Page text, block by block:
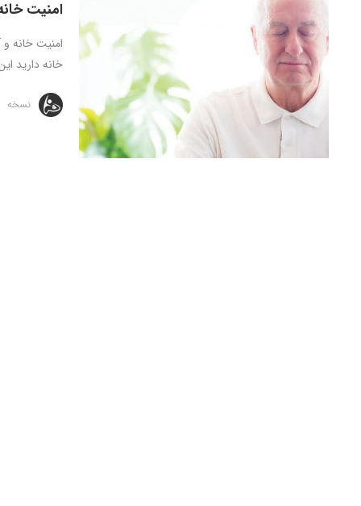
امنیت
امنیت خانه و
خانه دارید
نسخه